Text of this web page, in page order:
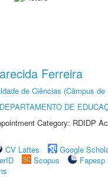
Ferreira
de Ciências (Câmpus de
DEPARTAMENTO DE
Category: RDIDP
CV Lattes
Google
Scopus
Fapesp